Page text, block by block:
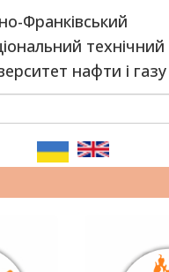
Франківський
технічний
нафти і газу